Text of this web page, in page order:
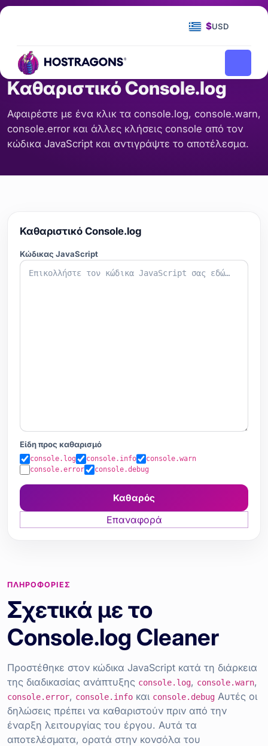
$USD
Καθαριστικό Console.log
Αφαιρέστε με ένα κλικ τα console.log, console.warn,
console.error και άλλες κλήσεις console από τον
κώδικα JavaScript και αντιγράψτε το αποτέλεσμα.
Καθαριστικό Console.log
Κώδικας JavaScript
Είδη προς καθαρισμό
console.log console.info
console.warn
console.error
console.debug
Καθαρός
Επαναφορά
ΠΛΗΡΟΦΟΡΊΕΣ
Σχετικά με το
Console.log Cleaner
Προστέθηκε στον κώδικα JavaScript κατά τη διάρκεια
της διαδικασίας ανάπτυξης console.log, console.warn,
console.error, console.info και console.debug Αυτές οι
δηλώσεις πρέπει να καθαριστούν πριν από την
έναρξη λειτουργίας του έργου. Αυτά τα
αποτελέσματα, ορατά στην κονσόλα του